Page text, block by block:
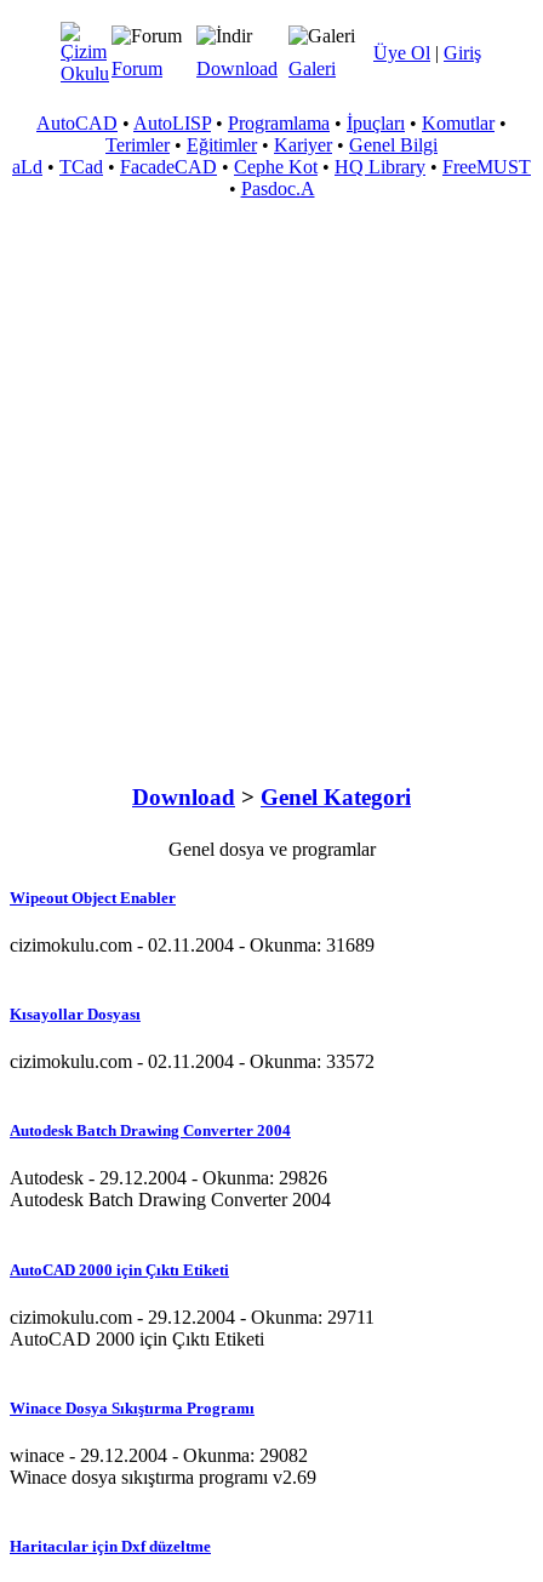
Üye Ol | Giriş
Forum Download Galeri
AutoCAD • AutoLISP• Programlama • İpuçları • Komutlar•
Terimler• Eğitimler• Kariyer• Genel Bilgi
aLd • TCad • FacadeCAD • Cephe Kot • HQ Library • FreeMUST
• Pasdoc.A
Download > Genel Kategori
Genel dosya ve programlar
Wipeout Object Enabler
cizimokulu.com - 02.11.2004 - Okunma: 31689
Kısayollar Dosyası
cizimokulu.com - 02.11.2004 - Okunma: 33572
Autodesk Batch Drawing Converter 2004
Autodesk - 29.12.2004 - Okunma: 29826
Autodesk Batch Drawing Converter 2004
AutoCAD 2000 için Çıktı Etiketi
cizimokulu.com - 29.12.2004 - Okunma: 29711
AutoCAD 2000 için Çıktı Etiketi
Winace Dosya Sıkıştırma Programı
winace - 29.12.2004 - Okunma: 29082
Winace dosya sıkıştırma programı v2.69
Haritacılar için Dxf düzeltme